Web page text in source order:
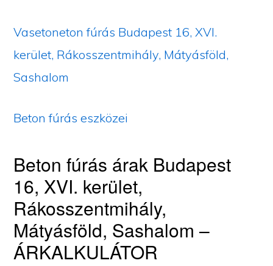
Vasetoneton fúrás Budapest 16, XVI.
kerület, Rákosszentmihály, Mátyásföld,
Sashalom
Beton fúrás eszközei
Beton fúrás árak Budapest
16, XVI. kerület,
Rákosszentmihály,
Mátyásföld, Sashalom –
ÁRKALKULÁTOR